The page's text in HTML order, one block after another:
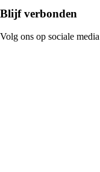
Blijf verbonden
Volg ons op sociale media